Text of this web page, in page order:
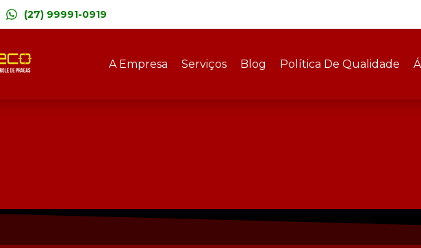
(27) 99991-0919
A Empresa Serviços Blog Política De Qualidade